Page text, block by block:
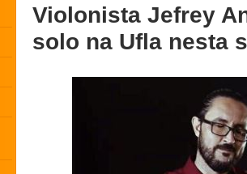
Violonista Jefrey
solo na Ufla nesta